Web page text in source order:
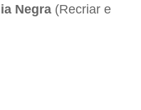
Negra(Recriar e